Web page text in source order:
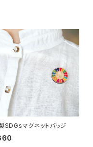
SDGsマグネットバッジ